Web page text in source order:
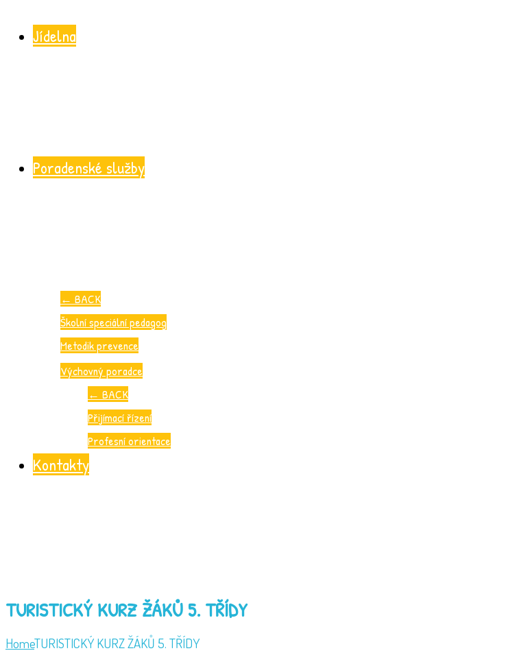
Jídelna
Poradenské služby
← BACK
Školní speciální pedagog
Metodik prevence
Výchovný poradce
← BACK
Přijímací řízení
Profesní orientace
Kontakty
TURISTICKÝ KURZ ŽÁKŮ 5. TŘÍDY
HomeTURISTICKÝ KURZ ŽÁKŮ 5. TŘÍDY